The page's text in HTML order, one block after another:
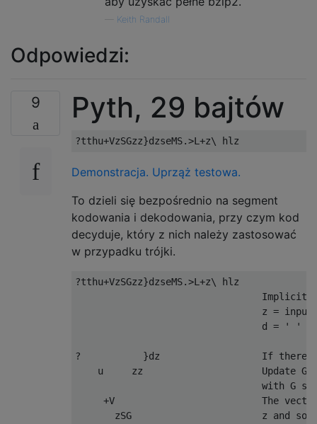
Keith Randall
Odpowiedzi:
9 Pyth, 29 bajtów
Demonstracja. Uprząż testowa.
To dzieli się bezpośrednio na segment
kodowania i dekodowania, przy czym kod
decyduje, który z nich należy zastosować
w przypadku trójki.
?tthu+VzSGzz}dzseMS.>L+z\ hlz
                                 Implicit:
z =
                                 d = ' '
?           }dz                  If there is
u     zz                     Update G
with G
+V                          The
zSG                       z and